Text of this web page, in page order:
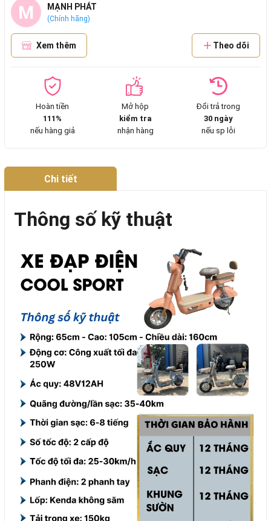
M MẠNH PHÁT
(Chính hãng)
Xem thêm Theo dõi
Hoàn tiền
111%
nếu hàng giả
Mở hộp
kiểm tra
nhận hàng
Đổi trả trong
30 ngày
nếu sp lỗi
Chi tiết
Thông số kỹ thuật